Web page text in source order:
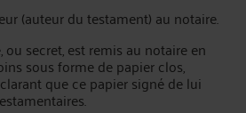
(auteur du testament) au notaire.
secret, est remis au notaire en
sous forme de papier clos,
que ce papier signé de lui